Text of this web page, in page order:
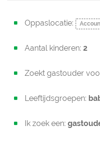
Oppaslocatie:
Aantal kinderen: 2
Zoekt gastouder
Leeftijdsgroepen:
Ik zoek een: